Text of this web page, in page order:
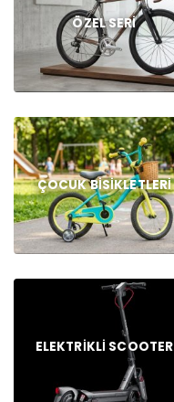
ÖZEL SERI
ÇOCUK BISIKLETLERI
ELEKTRIKLI SCOOTER